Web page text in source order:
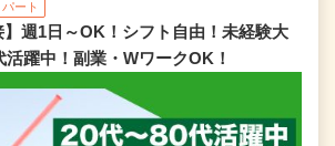
パート
】週1日～OK！シフト自由！未経験大
躍中！副業・WワークOK！